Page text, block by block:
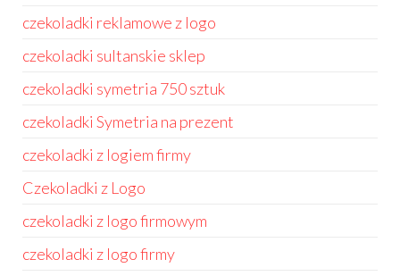
czekoladki reklamowe z logo
czekoladki sultanskie sklep
czekoladki symetria 750 sztuk
czekoladki Symetria na prezent
czekoladki z logiem firmy
Czekoladki z Logo
czekoladki z logo firmowym
czekoladki z logo firmy